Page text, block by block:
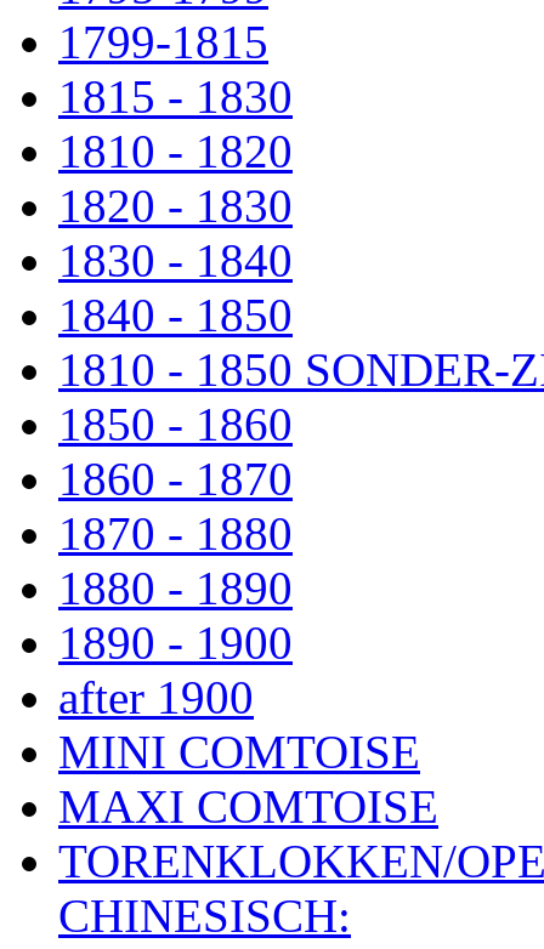
1799-1815
1815 - 1830
1810 - 1820
1820 - 1830
1830 - 1840
1840 - 1850
1810 - 1850 SONDER-
1850 - 1860
1860 - 1870
1870 - 1880
1880 - 1890
1890 - 1900
after 1900
MINI COMTOISE
MAXI COMTOISE
TORENKLOKKEN/
CHINESISCH: